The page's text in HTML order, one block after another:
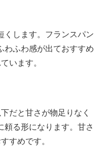
くします。フランスパン
わふわ感が出ておすすめ
います。
だと甘さが物足りなく
頼る形になります。甘さ
すめです。